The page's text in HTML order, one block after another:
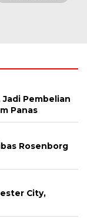
Pembelian
Panas
Rosenborg
City,